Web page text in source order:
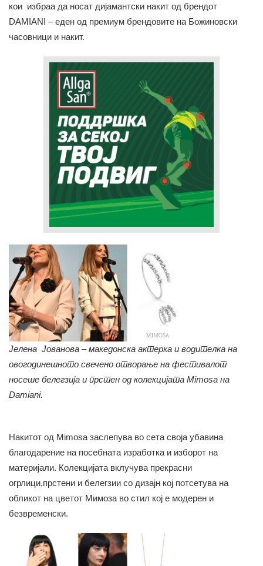
кои избраа да носат дијамантски накит од брендот
DAMIANI – еден од премиум брендовите на Божиновски
часовници и накит.
Јелена Јованова – македонска актерка и водителка на
овогодинешното свечено отворање на фестивалот
носеше белегзија и прстен од колекцијата Mimosa на
Damiani.
Накитот од Mimosa заслепува во сета своја убавина
благодарение на посебната изработка и изборот на
материјали. Колекцијата вклучува прекрасни
огрлици,прстени и белегзии со дизајн кој потсетува на
обликот на цветот Мимоза во стил кој е модерен и
безвременски.